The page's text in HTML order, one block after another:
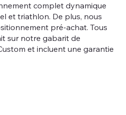
complet dynamique
et triathlon. De plus, nous
pré-achat. Tous
sur notre gabarit de
et incluent une garantie